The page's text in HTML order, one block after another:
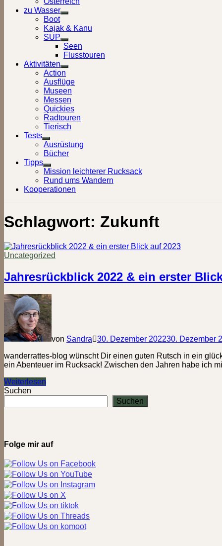
zu Wasser
Show
sub
menu
Boot
Kajak & Kanu
SUP
Show
sub
menu
Seen
Flusstouren
Aktivitäten
Show
sub
menu
Action
Ausflüge
Museen
Messen
Quickies
Radtouren
Tierisch
Tests
Show
sub
menu
Ausrüstung
Bücher
Tipps
Show
sub
menu
Mission leichterer Rucksack
Rund ums Wandern
Kooperationen
Schlagwort: Zukunft
Uncategorized
Jahresrückblick 2022 & ein erster
von Sandra 30. Dezember 202230. Dezember
wanderrattes-blog wünscht Dir einen guten Rutsch in ein
ein Abenteuer im Rucksack! Zwischen den Jahren habe ich
Jahresrückblick
2022
ein
2023
Weiterlesen
Suchen
Suchen
Folge mir auf